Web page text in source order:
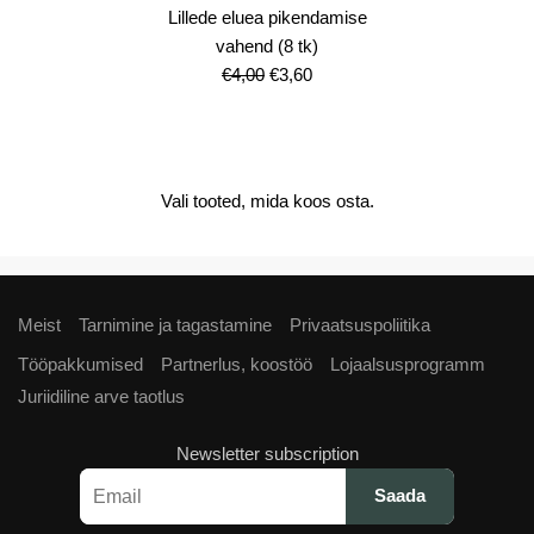
Lillede eluea pikendamise
vahend (8 tk)
€4,00 Algne
€3,60Current
Vali tooted, mida koos osta.
Meist Tarnimine ja tagastamine
Privaatsuspoliitika
Tööpakkumised
Partnerlus, koostöö
Lojaalsusprogramm
Juriidiline arve taotlus
Newsletter subscription